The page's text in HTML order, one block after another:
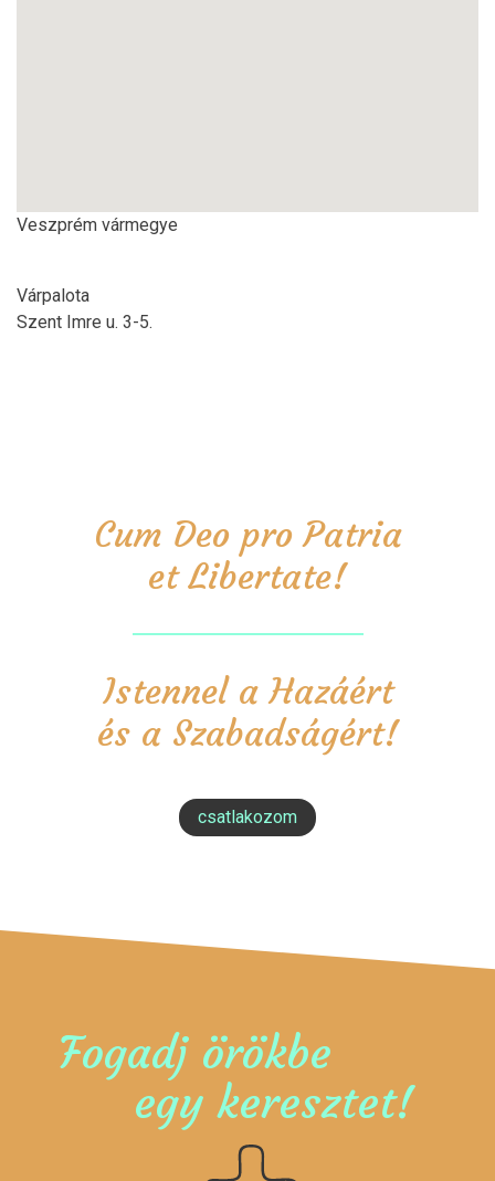
Veszprém vármegye
Várpalota
Szent Imre u. 3-5.
Cum Deo pro Patria
et Libertate!
Istennel a Hazáért
és a Szabadságért!
csatlakozom
Fogadj örökbe
egy keresztet!